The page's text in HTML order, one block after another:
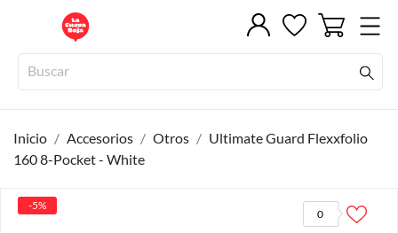
Inicio Accesorios Otros
Ultimate Guard Flexxfolio
160 8-Pocket - White
0
-5%